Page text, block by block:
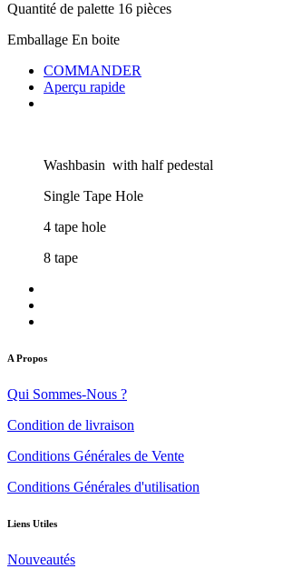
Quantité de palette 16 pièces
Emballage En boite
COMMANDER
Aperçu rapide
Washbasin with half pedestal
Single Tape Hole
4 tape hole
8 tape
A Propos
Qui Sommes-Nous ?
Condition de livraison
Conditions Générales de Vente
Conditions Générales d'utilisation
Liens Utiles
Nouveautés